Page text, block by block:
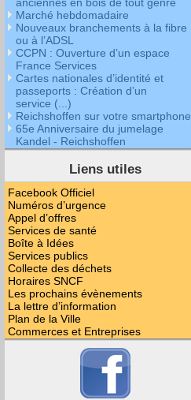
Marché hebdomadaire
Nouveaux branchements à la fibre
ou à l’ADSL
CCPN : Ouverture d’un espace
France Services
Cartes nationales d’identité et
passeports : Création d’un
service (...)
Reichshoffen sur votre smartphone
65e Anniversaire du jumelage
Kandel - Reichshoffen
Liens utiles
Facebook Officiel
Numéros d’urgence
Appel d’offres
Services de santé
Boîte à Idées
Services publics
Collecte des déchets
Horaires SNCF
Les prochains évènements
La lettre d’information
Plan de la Ville
Commerces et Entreprises